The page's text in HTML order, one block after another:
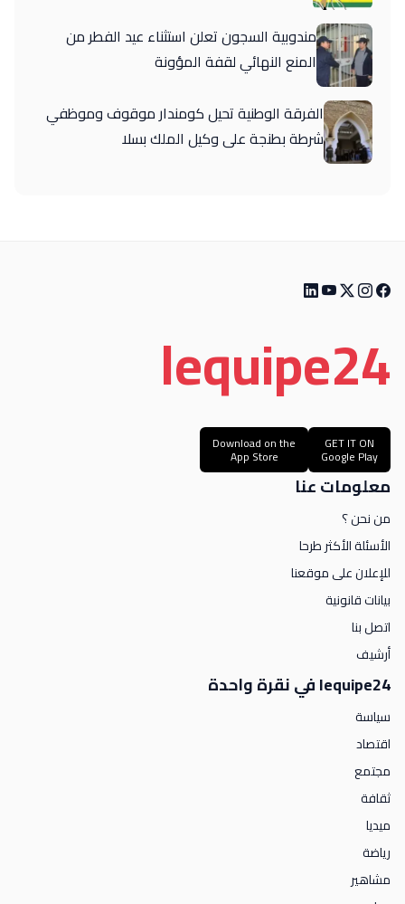
مندوبية السجون تعلن استثناء عيد الفطر من
المنع النهائي لقفة المؤونة
الفرقة الوطنية تحيل كومندار موقوف وموظفي
شرطة بطنجة على وكيل الملك بسلا
lequipe24
GET IT ON
Google Play
Download on the
App Store
معلومات عنا
من نحن ؟
الأسئلة الأكثر طرحا
للإعلان على موقعنا
بيانات قانونية
اتصل بنا
أرشيف
lequipe24 في نقرة واحدة
سياسة
اقتصاد
مجتمع
ثقافة
ميديا
رياضة
مشاهير